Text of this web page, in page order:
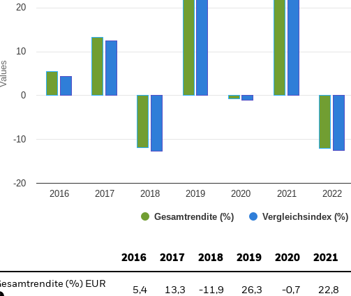
Values
Gesamtrendite (%) Vergleichsindex (%)
2016 2017 2018 2019 2020 2021 2022
-20
-10
0
10
20
2016
2017 2018 2019 2020 2021
(%) EUR
5,4 13,3 -11,9 26,3 -0,7 22,8